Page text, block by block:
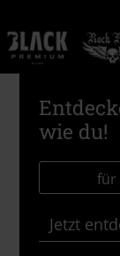
wie du!
für
Jetzt